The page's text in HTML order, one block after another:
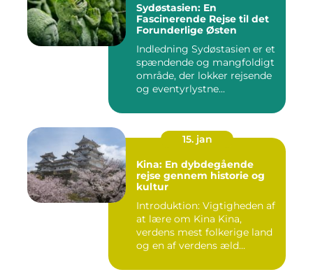
Sydøstasien: En
Fascinerende Rejse til det
Forunderlige Østen
Indledning Sydøstasien er et
spændende og mangfoldigt
område, der lokker rejsende
og eventyrlystne...
15. jan
Kina: En dybdegående
rejse gennem historie og
kultur
Introduktion: Vigtigheden af
at lære om Kina Kina,
verdens mest folkerige land
og en af verdens æld...